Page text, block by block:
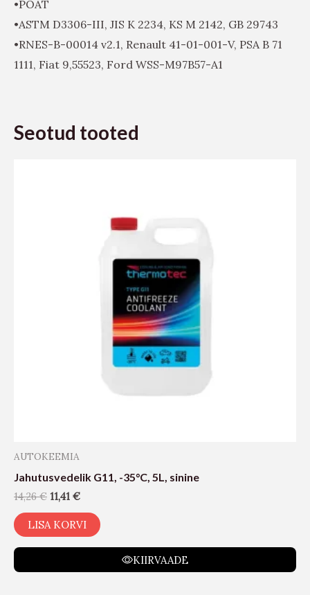
•POAT
•ASTM D3306-III, JIS K 2234, KS M 2142, GB 29743
•RNES-B-00014 v2.1, Renault 41-01-001-V, PSA B 71
1111, Fiat 9,55523, Ford WSS-M97B57-A1
Seotud tooted
AUTOKEEMIA
Jahutusvedelik G11, -35°C, 5L, sinine
14,26€ 11,41 €
LISA KORVI
KIIRVAADE